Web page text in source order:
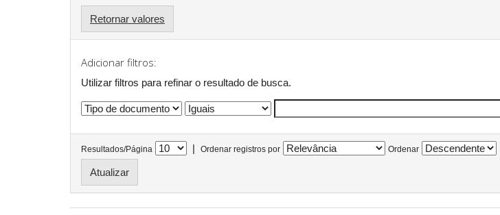
Retornar valores
Adicionar filtros:
Utilizar filtros para refinar o resultado de busca.
Resultados/Página | Ordenar registros por Ordenar